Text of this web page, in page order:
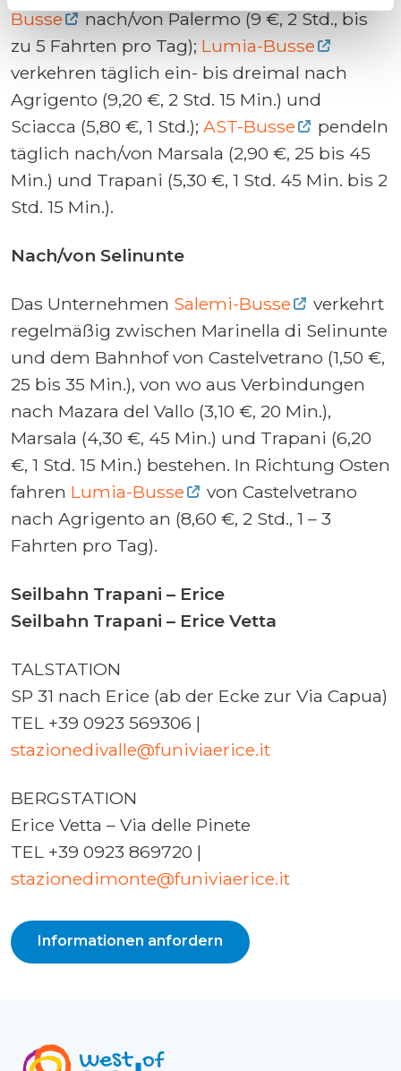
Busse
nach/von Palermo (9 €, 2 Std., bis
zu 5 Fahrten pro Tag); Lumia-Busse
verkehren täglich ein- bis dreimal nach
Agrigento (9,20 €, 2 Std. 15 Min.) und
Sciacca (5,80 €, 1 Std.); AST-Busse
pendeln
täglich nach/von Marsala (2,90 €, 25 bis 45
Min.) und Trapani (5,30 €, 1 Std. 45 Min. bis 2
Std. 15 Min.).
Nach/von Selinunte
Das Unternehmen Salemi-Busse
verkehrt
regelmäßig zwischen Marinella di Selinunte
und dem Bahnhof von Castelvetrano (1,50 €,
25 bis 35 Min.), von wo aus Verbindungen
nach Mazara del Vallo (3,10 €, 20 Min.),
Marsala (4,30 €, 45 Min.) und Trapani (6,20
€, 1 Std. 15 Min.) bestehen. In Richtung Osten
fahren Lumia-Busse
von Castelvetrano
nach Agrigento an (8,60 €, 2 Std., 1 – 3
Fahrten pro Tag).
Seilbahn Trapani – Erice
Seilbahn Trapani – Erice Vetta
TALSTATION
SP 31 nach Erice (ab der Ecke zur Via Capua)
TEL +39 0923 569306 |
stazionedivalle@funiviaerice.it
BERGSTATION
Erice Vetta – Via delle Pinete
TEL +39 0923 869720 |
stazionedimonte@funiviaerice.it
Informationen anfordern